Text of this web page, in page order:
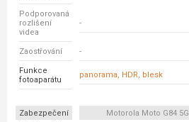
Podporovaná
rozlišení
videa
-
Zaostřování -
Funkce
fotoaparátu
panorama, HDR, blesk
Zabezpečení Motorola Moto G84 5G